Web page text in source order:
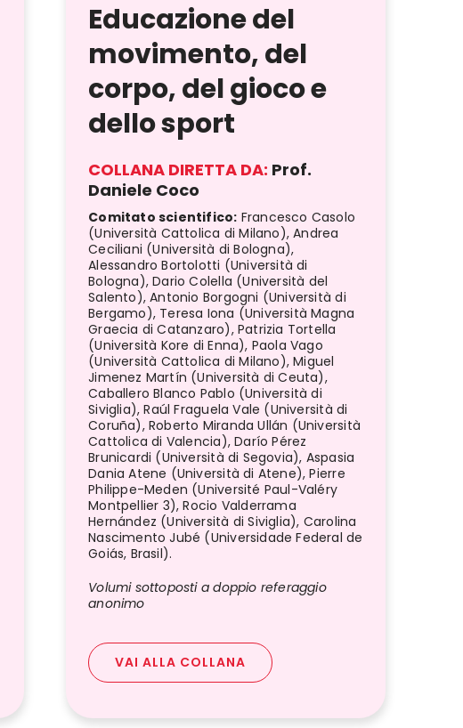
Educazione del
movimento, del
corpo, del gioco e
dello sport
COLLANA DIRETTA DA: Prof.
Daniele Coco
Comitato scientifico: Francesco Casolo
(Università Cattolica di Milano), Andrea
Ceciliani (Università di Bologna),
Alessandro Bortolotti (Università di
Bologna), Dario Colella (Università del
Salento), Antonio Borgogni (Università di
Bergamo), Teresa Iona (Università Magna
Graecia di Catanzaro), Patrizia Tortella
(Università Kore di Enna), Paola Vago
(Università Cattolica di Milano), Miguel
Jimenez Martín (Università di Ceuta),
Caballero Blanco Pablo (Università di
Siviglia), Raúl Fraguela Vale (Università di
Coruña), Roberto Miranda Ullán (Università
Cattolica di Valencia), Darío Pérez
Brunicardi (Università di Segovia), Aspasia
Dania Atene (Università di Atene), Pierre
Philippe-Meden (Université Paul-Valéry
Montpellier 3), Rocio Valderrama
Hernández (Università di Siviglia), Carolina
Nascimento Jubé (Universidade Federal de
Goiás, Brasil).
Volumi sottoposti a doppio referaggio
anonimo
VAI ALLA COLLANA